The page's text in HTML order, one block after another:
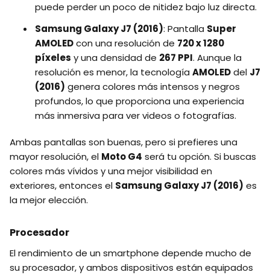
puede perder un poco de nitidez bajo luz directa.
Samsung Galaxy J7 (2016): Pantalla Super
AMOLEDcon una resolución de 720 x 1280
píxeles y una densidad de 267 PPI. Aunque la
resolución es menor, la tecnología AMOLEDdel J7
(2016) genera colores más intensos y negros
profundos, lo que proporciona una experiencia
más inmersiva para ver videos o fotografías.
Ambas pantallas son buenas, pero si prefieres una
mayor resolución, el Moto G4 será tu opción. Si buscas
colores más vívidos y una mejor visibilidad en
exteriores, entonces el Samsung Galaxy J7 (2016) es
la mejor elección.
Procesador
El rendimiento de un smartphone depende mucho de
su procesador, y ambos dispositivos están equipados